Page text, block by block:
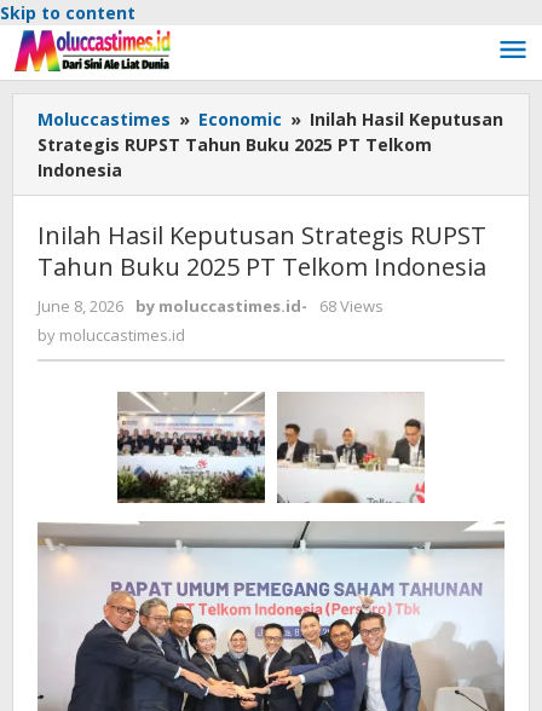
Skip to content
Moluccastimes » Economic » Inilah Hasil Keputusan
Strategis RUPST Tahun Buku 2025 PT Telkom
Indonesia
Inilah Hasil Keputusan Strategis RUPST
Tahun Buku 2025 PT Telkom Indonesia
June 8, 2026 by moluccastimes.id-
68 Views
by moluccastimes.id